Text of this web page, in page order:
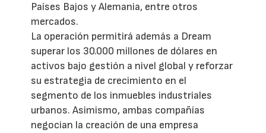
Países Bajos y Alemania, entre otros
mercados.
La operación permitirá además a Dream
superar los 30.000 millones de dólares en
activos bajo gestión a nivel global y reforzar
su estrategia de crecimiento en el
segmento de los inmuebles industriales
urbanos. Asimismo, ambas compañías
negocian la creación de una empresa